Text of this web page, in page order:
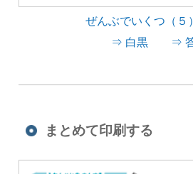
ぜんぶでいくつ（５
⇒ 白黒
⇒
まとめて印刷する